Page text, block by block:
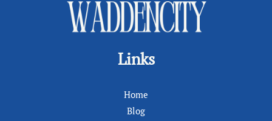
Links
Home
Blog